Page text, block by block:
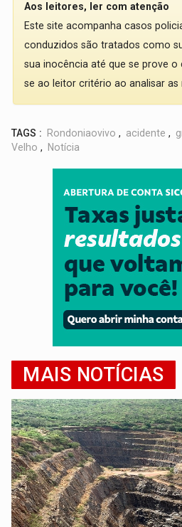
Aos leitores, ler com atenção
Este site acompanha casos
conduzidos são tratados como
sua inocência até que se prove
se ao leitor critério ao analisar as
TAGS : Rondoniaovivo , acidente ,
Velho, Notícia
MAIS NOTÍCIAS